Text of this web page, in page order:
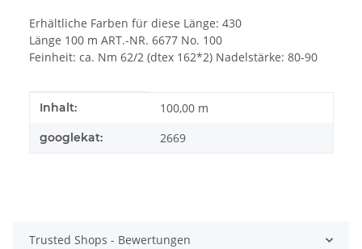
Erhältliche Farben für diese Länge: 430
Länge 100 m ART.-NR. 6677 No. 100
Feinheit: ca. Nm 62/2 (dtex 162*2) Nadelstärke: 80-90
Produkteigenschaft
Wert
Inhalt: 100,00 m
googlekat: 2669
Trusted Shops - Bewertungen